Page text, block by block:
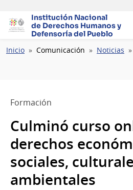
Institución Nacional
de Derechos Humanosy
Defensoría del Pueblo
Ruta
Inicio Comunicación Noticias
Formación
Culminó curso
derechos
sociales,
ambientales